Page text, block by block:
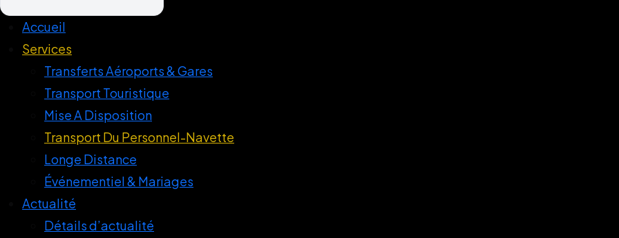
Accueil
Services
Transferts Aéroports & Gares
Transport Touristique
Mise A Disposition
Transport Du Personnel-Navette
Longe Distance
Événementiel & Mariages
Actualité
Détails d’actualité